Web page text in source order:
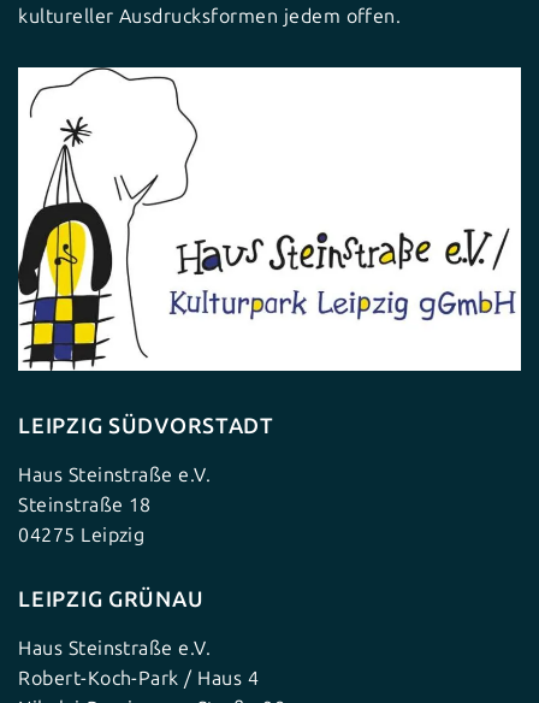
kultureller Ausdrucksformen jedem offen.
LEIPZIG SÜDVORSTADT
Haus Steinstraße e.V.
Steinstraße 18
04275 Leipzig
LEIPZIG GRÜNAU
Haus Steinstraße e.V.
Robert-Koch-Park / Haus 4